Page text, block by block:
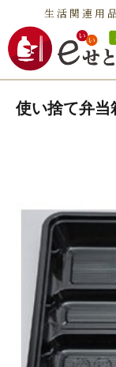
生活関連用
使い捨て弁当